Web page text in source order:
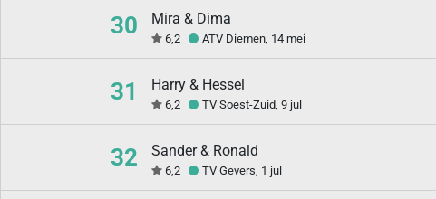
30 Mira & Dima
6,2 ATV Diemen, 14 mei
31 Harry & Hessel
6,2 TV Soest-Zuid, 9 jul
32 Sander & Ronald
6,2 TV Gevers, 1 jul